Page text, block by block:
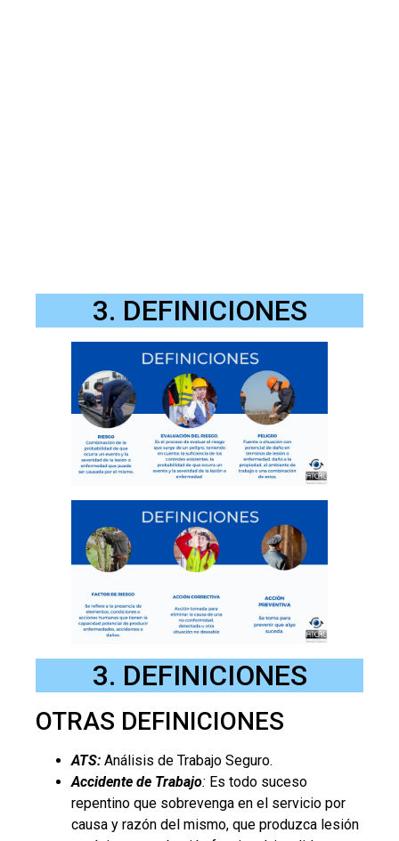
3. DEFINICIONES
3. DEFINICIONES
OTRAS DEFINICIONES
ATS: Análisis de Trabajo Seguro.
Accidente de Trabajo: Es todo suceso
repentino que sobrevenga en el servicio por
causa y razón del mismo, que produzca lesión